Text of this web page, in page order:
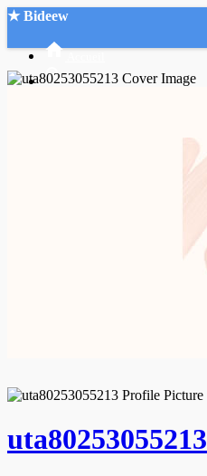
★ Bideew
uta80253055213